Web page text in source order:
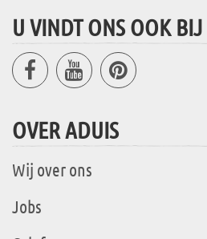
U VINDT ONS OOK BIJ
OVER ADUIS
Wij over ons
Jobs